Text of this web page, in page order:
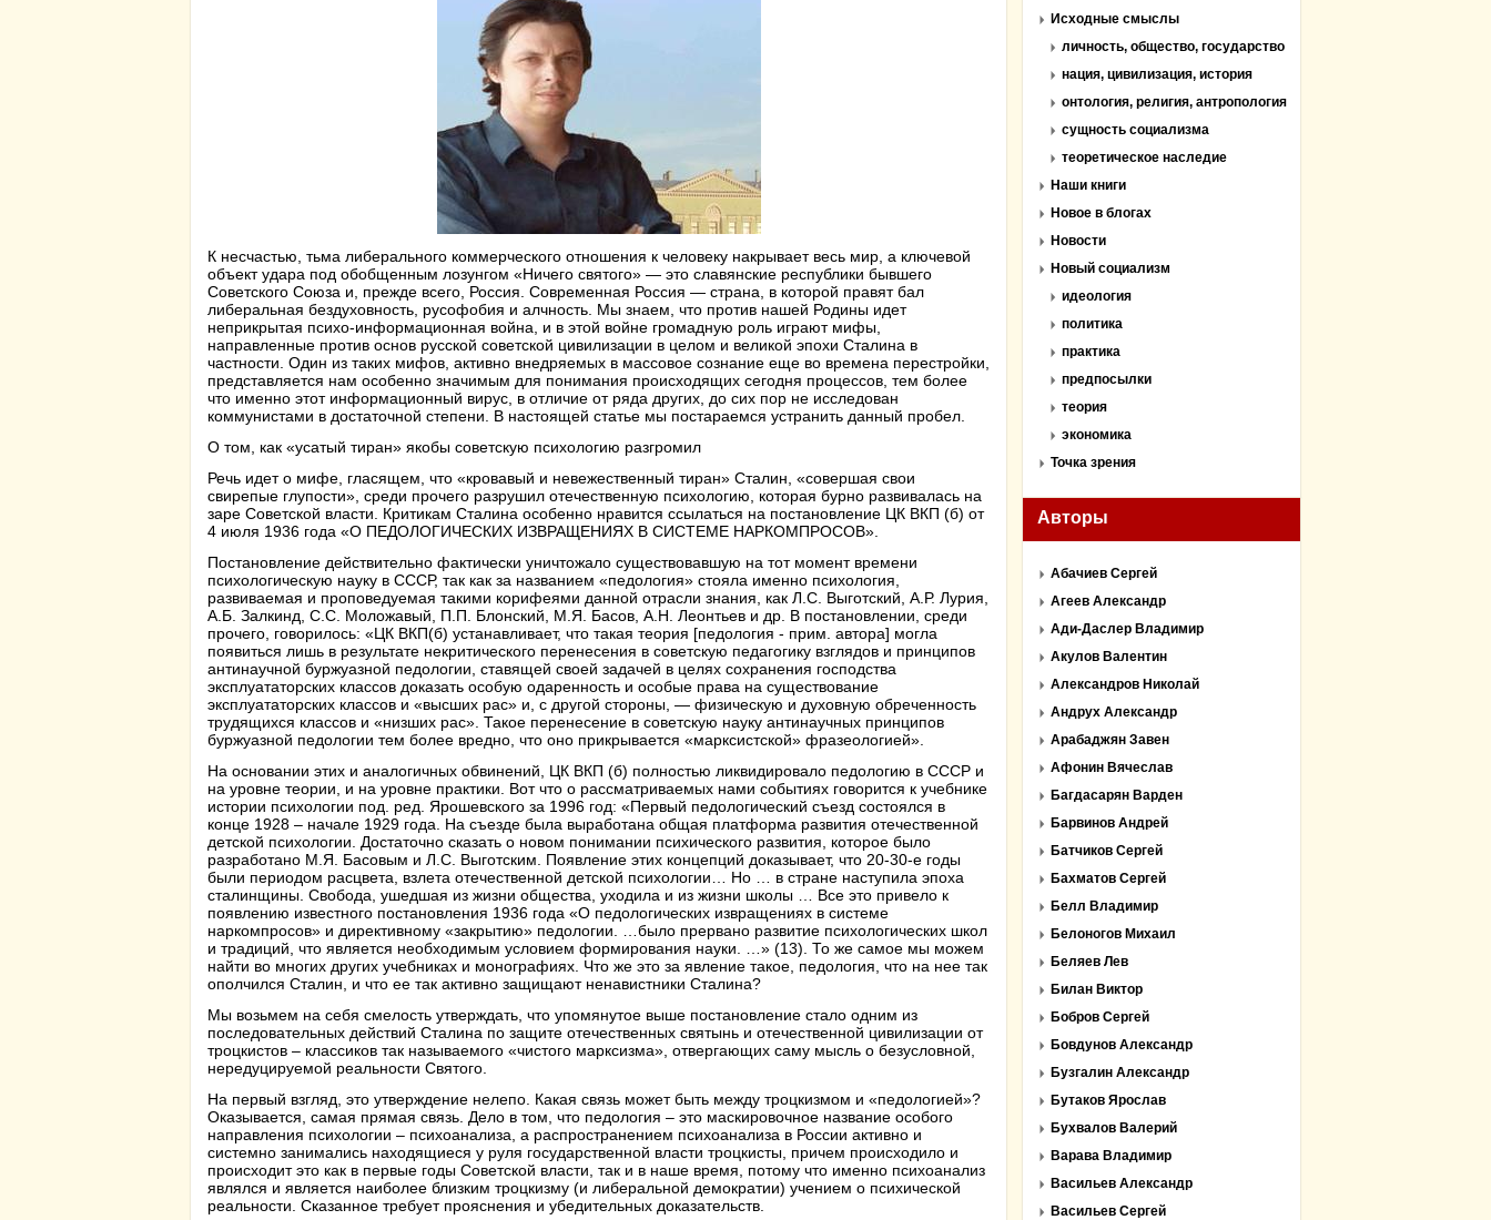
К несчастью, тьма либерального коммерческого отношения к человеку накрывает весь мир, а ключевой
объект удара под обобщенным лозунгом «Ничего святого» — это славянские республики бывшего
Советского Союза и, прежде всего, Россия. Современная Россия — страна, в которой правят бал
либеральная бездуховность, русофобия и алчность. Мы знаем, что против нашей Родины идет
неприкрытая психо-информационная война, и в этой войне громадную роль играют мифы,
направленные против основ русской советской цивилизации в целом и великой эпохи Сталина в
частности. Один из таких мифов, активно внедряемых в массовое сознание еще во времена перестройки,
представляется нам особенно значимым для понимания происходящих сегодня процессов, тем более
что именно этот информационный вирус, в отличие от ряда других, до сих пор не исследован
коммунистами в достаточной степени. В настоящей статье мы постараемся устранить данный пробел.
О том, как «усатый тиран» якобы советскую психологию разгромил
Речь идет о мифе, гласящем, что «кровавый и невежественный тиран» Сталин, «совершая свои
свирепые глупости», среди прочего разрушил отечественную психологию, которая бурно развивалась на
заре Советской власти. Критикам Сталина особенно нравится ссылаться на постановление ЦК ВКП (б) от
4 июля 1936 года «О ПЕДОЛОГИЧЕСКИХ ИЗВРАЩЕНИЯХ В СИСТЕМЕ НАРКОМПРОСОВ».
Постановление действительно фактически уничтожало существовавшую на тот момент времени
психологическую науку в СССР, так как за названием «педология» стояла именно психология,
развиваемая и проповедуемая такими корифеями данной отрасли знания, как Л.С. Выготский, А.Р. Лурия,
А.Б. Залкинд, С.С. Моложавый, П.П. Блонский, М.Я. Басов, А.Н. Леонтьев и др. В постановлении, среди
прочего, говорилось: «ЦК ВКП(б) устанавливает, что такая теория [педология - прим. автора] могла
появиться лишь в результате некритического перенесения в советскую педагогику взглядов и принципов
антинаучной буржуазной педологии, ставящей своей задачей в целях сохранения господства
эксплуататорских классов доказать особую одаренность и особые права на существование
эксплуататорских классов и «высших рас» и, с другой стороны, — физическую и духовную обреченность
трудящихся классов и «низших рас». Такое перенесение в советскую науку антинаучных принципов
буржуазной педологии тем более вредно, что оно прикрывается «марксистской» фразеологией».
На основании этих и аналогичных обвинений, ЦК ВКП (б) полностью ликвидировало педологию в СССР и
на уровне теории, и на уровне практики. Вот что о рассматриваемых нами событиях говорится к учебнике
истории психологии под. ред. Ярошевского за 1996 год: «Первый педологический съезд состоялся в
конце 1928 – начале 1929 года. На съезде была выработана общая платформа развития отечественной
детской психологии. Достаточно сказать о новом понимании психического развития, которое было
разработано М.Я. Басовым и Л.С. Выготским. Появление этих концепций доказывает, что 20-30-е годы
были периодом расцвета, взлета отечественной детской психологии… Но … в стране наступила эпоха
сталинщины. Свобода, ушедшая из жизни общества, уходила и из жизни школы … Все это привело к
появлению известного постановления 1936 года «О педологических извращениях в системе
наркомпросов» и директивному «закрытию» педологии. …было прервано развитие психологических школ
и традиций, что является необходимым условием формирования науки. …» (13). То же самое мы можем
найти во многих других учебниках и монографиях. Что же это за явление такое, педология, что на нее так
ополчился Сталин, и что ее так активно защищают ненавистники Сталина?
Мы возьмем на себя смелость утверждать, что упомянутое выше постановление стало одним из
последовательных действий Сталина по защите отечественных святынь и отечественной цивилизации от
троцкистов – классиков так называемого «чистого марксизма», отвергающих саму мысль о безусловной,
нередуцируемой реальности Святого.
На первый взгляд, это утверждение нелепо. Какая связь может быть между троцкизмом и «педологией»?
Оказывается, самая прямая связь. Дело в том, что педология – это маскировочное название особого
направления психологии – психоанализа, а распространением психоанализа в России активно и
системно занимались находящиеся у руля государственной власти троцкисты, причем происходило и
происходит это как в первые годы Советской власти, так и в наше время, потому что именно психоанализ
являлся и является наиболее близким троцкизму (и либеральной демократии) учением о психической
реальности. Сказанное требует прояснения и убедительных доказательств.
Исходные смыслы
личность, общество, государство
нация, цивилизация, история
онтология, религия, антропология
сущность социализма
теоретическое наследие
Наши книги
Новое в блогах
Новости
Новый социализм
идеология
политика
практика
предпосылки
теория
экономика
Точка зрения
Авторы
Абачиев Сергей
Агеев Александр
Ади-Даслер Владимир
Акулов Валентин
Александров Николай
Андрух Александр
Арабаджян Завен
Афонин Вячеслав
Багдасарян Варден
Барвинов Андрей
Батчиков Сергей
Бахматов Сергей
Белл Владимир
Белоногов Михаил
Беляев Лев
Билан Виктор
Бобров Сергей
Бовдунов Александр
Бузгалин Александр
Бутаков Ярослав
Бухвалов Валерий
Варава Владимир
Васильев Александр
Васильев Сергей